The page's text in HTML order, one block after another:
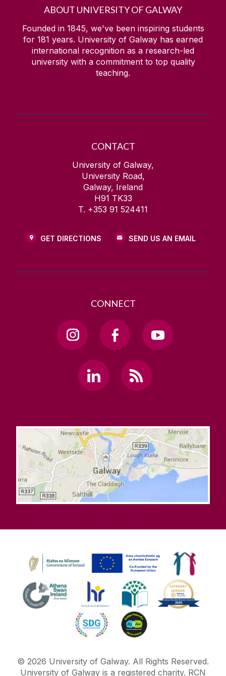
ABOUT UNIVERSITY OF GALWAY
Founded in 1845, we've been inspiring students
for 181 years. University of Galway has earned
international recognition as a research-led
university with a commitment to top quality
teaching.
CONTACT
University of Galway,
University Road,
Galway, Ireland
H91 TK33
T. +353 91 524411
GET DIRECTIONS SEND US AN EMAIL
CONNECT
© 2026 University of Galway. All Rights Reserved.
University of Galway is a registered charity. RCN